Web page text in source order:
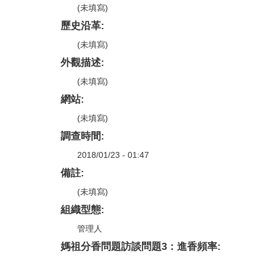
(未填寫)
歷史沿革:
(未填寫)
外觀描述:
(未填寫)
網站:
(未填寫)
調查時間:
2018/01/23 - 01:47
備註:
(未填寫)
組織型態:
管理人
媽祖分香問題訪談問題3：進香頻率: